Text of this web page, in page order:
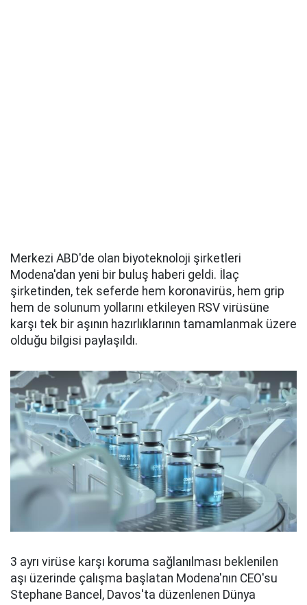
Merkezi ABD'de olan biyoteknoloji şirketleri
Modena'dan yeni bir buluş haberi geldi. İlaç
şirketinden, tek seferde hem koronavirüs, hem grip
hem de solunum yollarını etkileyen RSV virüsüne
karşı tek bir aşının hazırlıklarının tamamlanmak üzere
olduğu bilgisi paylaşıldı.
3 ayrı virüse karşı koruma sağlanılması beklenilen
aşı üzerinde çalışma başlatan Modena'nın CEO'su
Stephane Bancel, Davos'ta düzenlenen Dünya